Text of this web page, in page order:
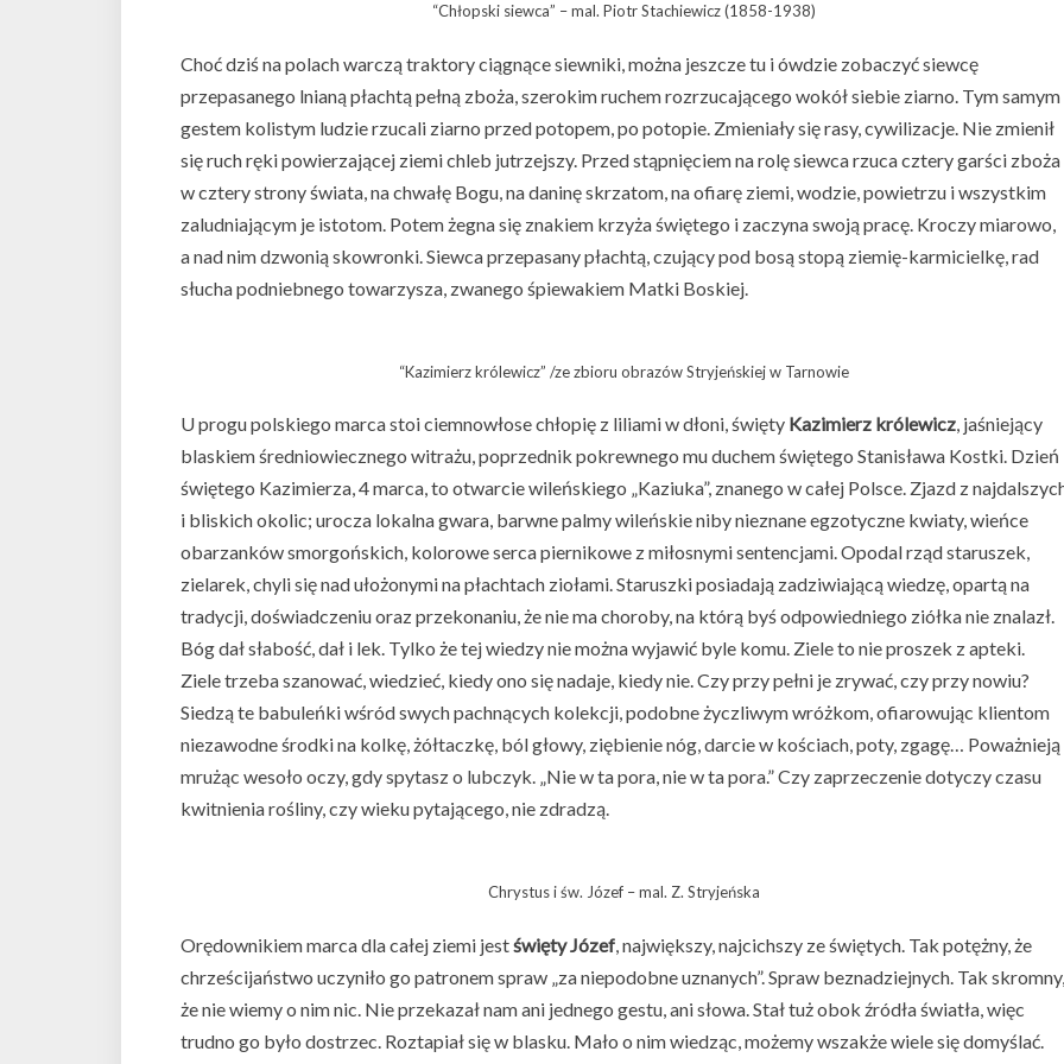
“Chłopski siewca” – mal. Piotr Stachiewicz (1858-1938)
Choć dziś na polach warczą traktory ciągnące siewniki, można jeszcze tu i ówdzie zobaczyć siewcę
przepasanego lnianą płachtą pełną zboża, szerokim ruchem rozrzucającego wokół siebie ziarno. Tym samym
gestem kolistym ludzie rzucali ziarno przed potopem, po potopie. Zmieniały się rasy, cywilizacje. Nie zmienił
się ruch ręki powierzającej ziemi chleb jutrzejszy. Przed stąpnięciem na rolę siewca rzuca cztery garści zboża
w cztery strony świata, na chwałę Bogu, na daninę skrzatom, na ofiarę ziemi, wodzie, powietrzu i wszystkim
zaludniającym je istotom. Potem żegna się znakiem krzyża świętego i zaczyna swoją pracę. Kroczy miarowo,
a nad nim dzwonią skowronki. Siewca przepasany płachtą, czujący pod bosą stopą ziemię-karmicielkę, rad
słucha podniebnego towarzysza, zwanego śpiewakiem Matki Boskiej.
“Kazimierz królewicz” /ze zbioru obrazów Stryjeńskiej w Tarnowie
U progu polskiego marca stoi ciemnowłose chłopię z liliami w dłoni, święty Kazimierz królewicz, jaśniejący
blaskiem średniowiecznego witrażu, poprzednik pokrewnego mu duchem świętego Stanisława Kostki. Dzień
świętego Kazimierza, 4 marca, to otwarcie wileńskiego „Kaziuka”, znanego w całej Polsce. Zjazd z
i bliskich okolic; urocza lokalna gwara, barwne palmy wileńskie niby nieznane egzotyczne kwiaty, wieńce
obarzanków smorgońskich, kolorowe serca piernikowe z miłosnymi sentencjami. Opodal rząd staruszek,
zielarek, chyli się nad ułożonymi na płachtach ziołami. Staruszki posiadają zadziwiającą wiedzę, opartą na
tradycji, doświadczeniu oraz przekonaniu, że nie ma choroby, na którą byś odpowiedniego ziółka nie znalazł.
Bóg dał słabość, dał i lek. Tylko że tej wiedzy nie można wyjawić byle komu. Ziele to nie proszek z apteki.
Ziele trzeba szanować, wiedzieć, kiedy ono się nadaje, kiedy nie. Czy przy pełni je zrywać, czy przy nowiu?
Siedzą te babuleńki wśród swych pachnących kolekcji, podobne życzliwym wróżkom, ofiarowując klientom
niezawodne środki na kolkę, żółtaczkę, ból głowy, ziębienie nóg, darcie w kościach, poty, zgagę… Poważnieją
mrużąc wesoło oczy, gdy spytasz o lubczyk. „Nie w ta pora, nie w ta pora.” Czy zaprzeczenie dotyczy czasu
kwitnienia rośliny, czy wieku pytającego, nie zdradzą.
Chrystus i św. Józef – mal. Z. Stryjeńska
Orędownikiem marca dla całej ziemi jestświęty Józef , największy, najcichszy ze świętych. Tak potężny, że
chrześcijaństwo uczyniło go patronem spraw „za niepodobne uznanych”. Spraw beznadziejnych. Tak skromny,
że nie wiemy o nim nic. Nie przekazał nam ani jednego gestu, ani słowa. Stał tuż obok źródła światła, więc
trudno go było dostrzec. Roztapiał się w blasku. Mało o nim wiedząc, możemy wszakże wiele się domyślać.